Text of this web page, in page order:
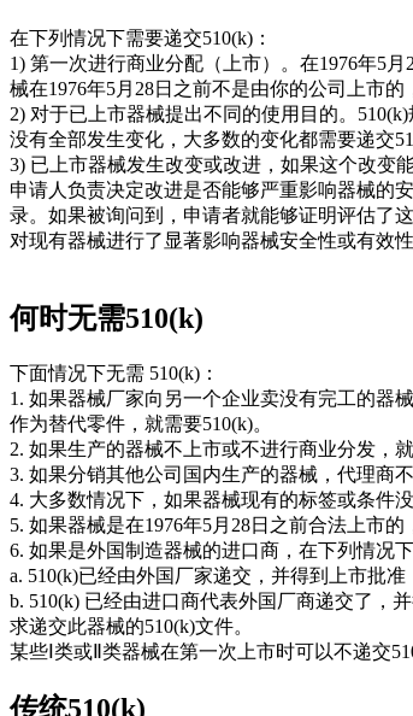
在下列情况下需要递交510(k)：
1) 第一次进行商业分配（上市）。在1976年5
械在1976年5月28日之前不是由你的公司上市的
2) 对于已上市器械提出不同的使用目的。
没有全部发生变化，大多数的变化都需要递交
3) 已上市器械发生改变或改进，如果这个改变
申请人负责决定改进是否能够严重影响器械的
录。如果被询问到，申请者就能够证明评估了这
对现有器械进行了显著影响器械安全性或有效
何时无需510(k)
下面情况下无需 510(k)：
1. 如果器械厂家向另一个企业卖没有完工的器
作为替代零件，就需要510(k)。
2. 如果生产的器械不上市或不进行商业分发，
3. 如果分销其他公司国内生产的器械，代理商
4. 大多数情况下，如果器械现有的标签或条件
5. 如果器械是在1976年5月28日之前合法上市
6. 如果是外国制造器械的进口商，在下列情况
a. 510(k)已经由外国厂家递交，并得到上市批准
b. 510(k) 已经由进口商代表外国厂商递交了，
求递交此器械的510(k)文件。
某些Ⅰ类或Ⅱ类器械在第一次上市时可以不递交
传统510(k)